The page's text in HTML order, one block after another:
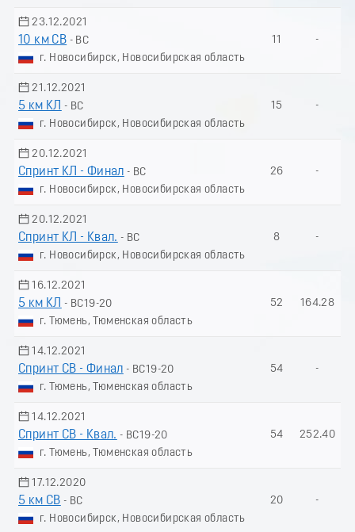
23.12.2021
10 км СВ - ВС
г. Новосибирск, Новосибирская область
11 -
21.12.2021
5 км КЛ
- ВС
г. Новосибирск, Новосибирская область
15 -
20.12.2021
Спринт КЛ - Финал - ВС
г. Новосибирск, Новосибирская область
26 -
20.12.2021
Спринт КЛ - Квал. - ВС
г. Новосибирск, Новосибирская область
8 -
16.12.2021
5 км КЛ
- ВС19-20
г. Тюмень, Тюменская область
52 164.28
14.12.2021
Спринт СВ - Финал - ВС19-20
г. Тюмень, Тюменская область
54 -
14.12.2021
Спринт СВ - Квал. - ВС19-20
г. Тюмень, Тюменская область
54 252.40
17.12.2020
5 км СВ - ВС
г. Новосибирск, Новосибирская область
20 -